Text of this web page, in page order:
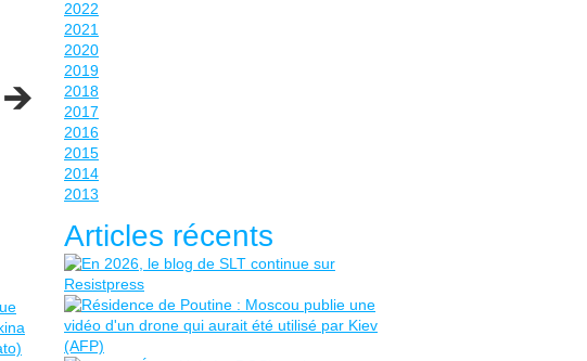
2022
2021
2020
2019
2018
2017
2016
2015
2014
2013
Articles récents